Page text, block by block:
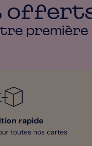
première
rapide
toutes nos cartes